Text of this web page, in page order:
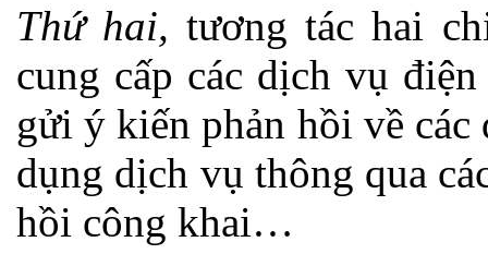
Thứ hai,tương tác hai
cung cấp các dịch vụ
gửi ý kiến phản hồi về
dụng dịch vụ thông qua
hồi công khai…